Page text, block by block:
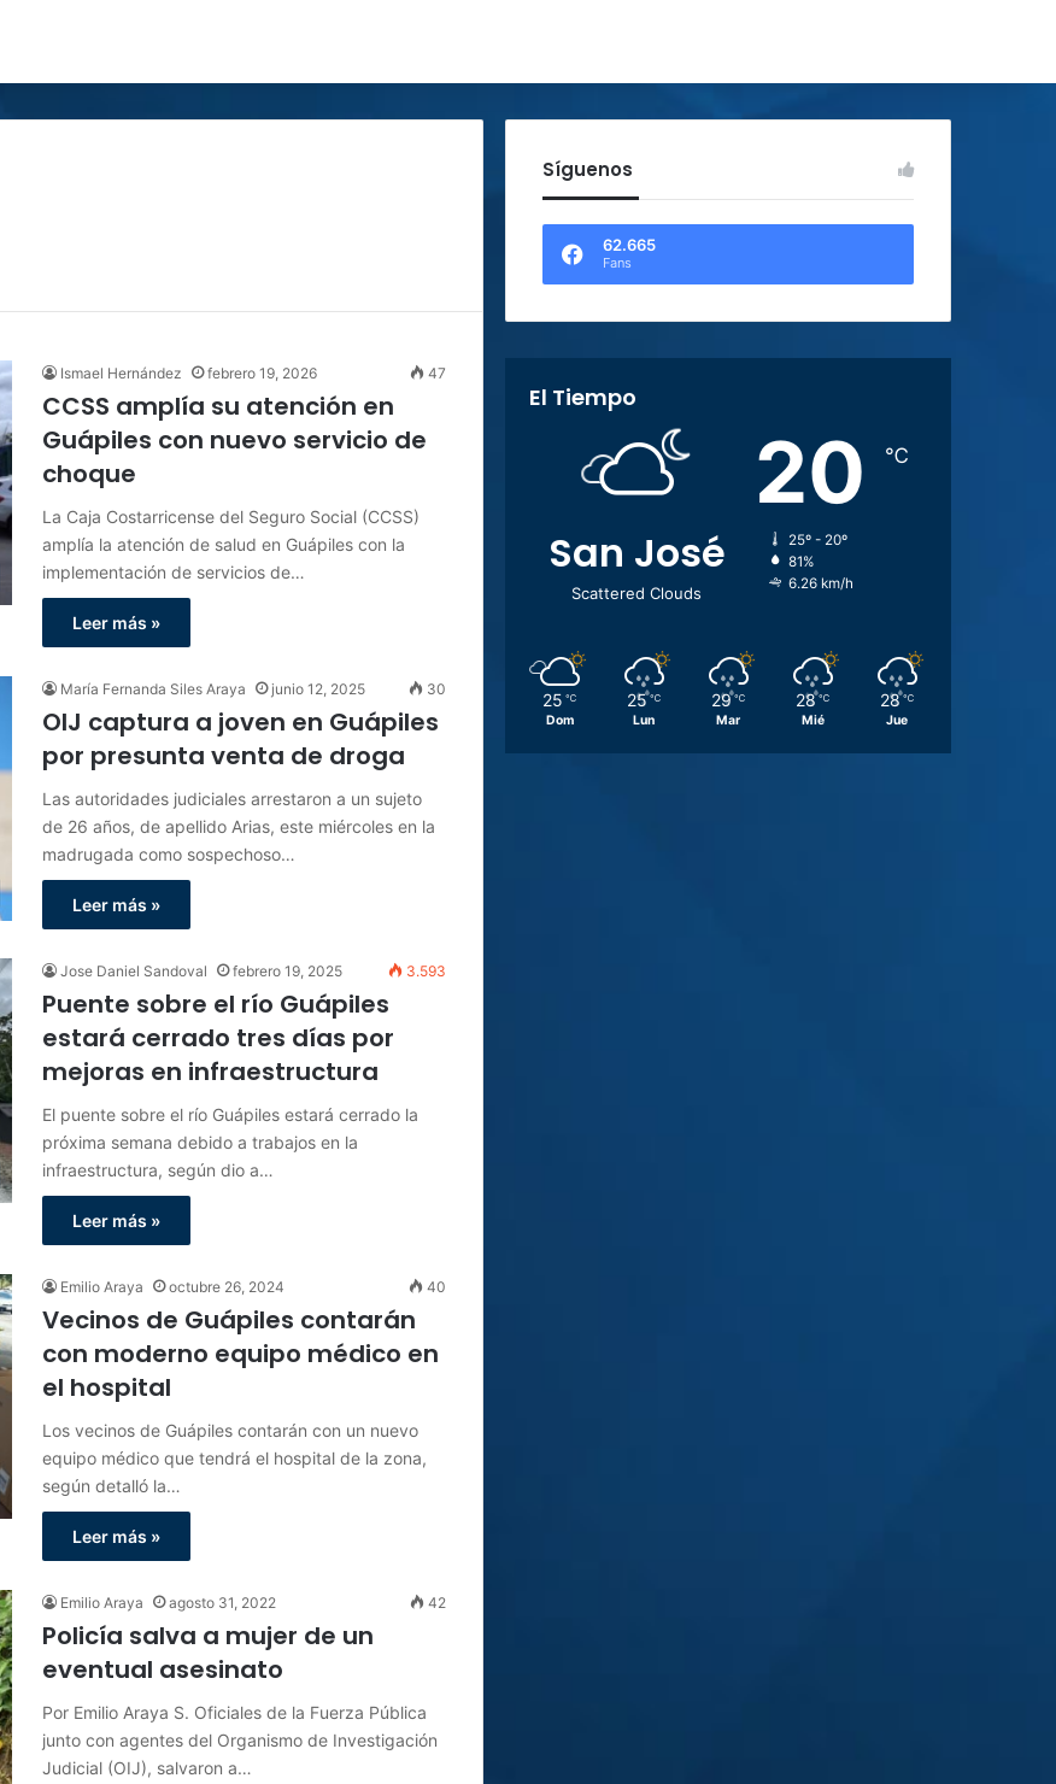
Ismael Hernández febrero 19, 2026 47
CCSS amplía su atención en
Guápiles con nuevo servicio de
choque
La Caja Costarricense del Seguro Social (CCSS)
amplía la atención de salud en Guápiles con la
implementación de servicios de…
Leer más »
María Fernanda Siles Araya junio 12, 2025 30
OIJ captura a joven en Guápiles
por presunta venta de droga
Las autoridades judiciales arrestaron a un sujeto
de 26 años, de apellido Arias, este miércoles en la
madrugada como sospechoso…
Leer más »
Jose Daniel Sandoval febrero 19, 2025 3.593
Puente sobre el río Guápiles
estará cerrado tres días por
mejoras en infraestructura
El puente sobre el río Guápiles estará cerrado la
próxima semana debido a trabajos en la
infraestructura, según dio a…
Leer más »
Emilio Araya octubre 26, 2024 40
Vecinos de Guápiles contarán
con moderno equipo médico en
el hospital
Los vecinos de Guápiles contarán con un nuevo
equipo médico que tendrá el hospital de la zona,
según detalló la…
Leer más »
Emilio Araya agosto 31, 2022 42
Policía salva a mujer de un
eventual asesinato
Por Emilio Araya S. Oficiales de la Fuerza Pública
junto con agentes del Organismo de Investigación
Judicial (OIJ), salvaron a…
Síguenos
62.665
Fans
El Tiempo
San José
Scattered Clouds
20 ℃
25º - 20º
81%
6.26 km/h
25 ℃
Dom
25 ℃
Lun
29 ℃
Mar
28 ℃
Mié
28 ℃
Jue